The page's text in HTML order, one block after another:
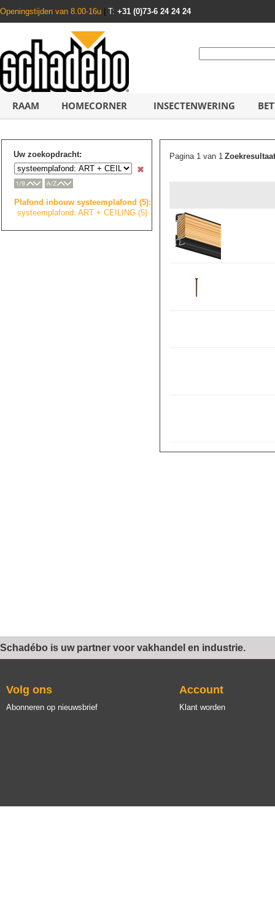
Openingstijden van 8.00-16u T: +31 (0)73-6 24 24 24
RAAM HOMECORNER INSECTENWERING
Uw zoekopdracht:
Plafond inbouw systeemplafond (5):
systeemplafond: ART + CEILING (5)
Pagina 1 van 1Zoekresultaat
Schadébo is uw partner voor vakhandel en industrie.
Volg ons
Abonneren op nieuwsbrief
Account
Klant worden